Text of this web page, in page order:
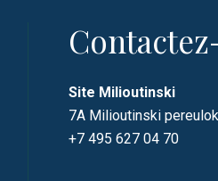
Site Milioutinski
7A Milioutinski pereulok
+7 495 627 04 70